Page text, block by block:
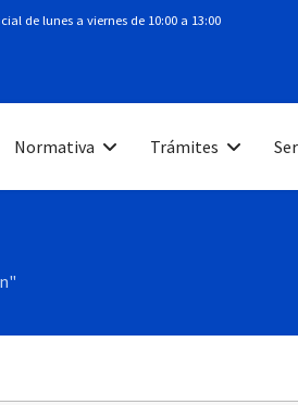
de lunes a viernes de 10:00 a 13:00
Normativa Trámites